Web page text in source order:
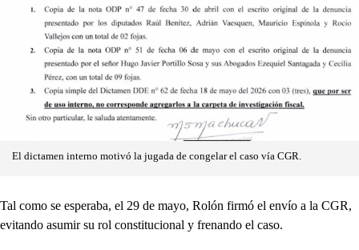
El dictamen interno motivó la jugada de congelar el caso vía CGR.
Tal como se esperaba, el 29 de mayo, Rolón firmó el envío a la CGR,
evitando asumir su rol constitucional y frenando el caso.